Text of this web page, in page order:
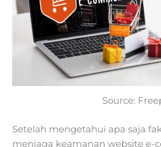
Source:
Setelah mengetahui apa saja
menjaga keamanan website e-